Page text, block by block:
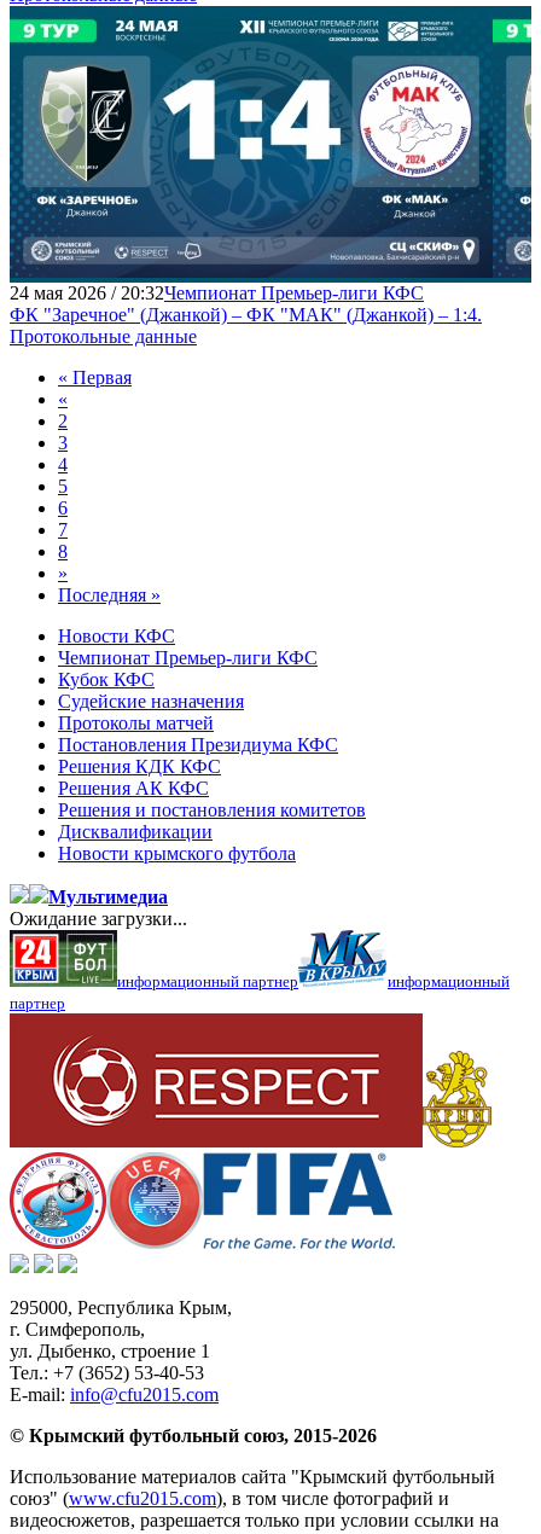
24 мая 2026 / 20:32Чемпионат Премьер-лиги КФС
ФК "Заречное" (Джанкой) – ФК "МАК" (Джанкой) – 1:4.
Протокольные данные
« Первая
«
2
3
4
5
6
7
8
»
Последняя »
Новости КФС
Чемпионат Премьер-лиги КФС
Кубок КФС
Судейские назначения
Протоколы матчей
Постановления Президиума КФС
Решения КДК КФС
Решения АК КФС
Решения и постановления комитетов
Дисквалификации
Новости крымского футбола
Мультимедиа
Ожидание загрузки...
информационный партнер
информационный
партнер
295000, Республика Крым,
г. Симферополь,
ул. Дыбенко, строение 1
Тел.: +7 (3652) 53-40-53
E-mail: info@cfu2015.com
© Крымский футбольный союз, 2015-2026
Использование материалов сайта "Крымский футбольный
союз" (www.cfu2015.com), в том числе фотографий и
видеосюжетов, разрешается только при условии ссылки на